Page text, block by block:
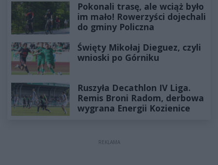
Pokonali trasę, ale wciąż było
im mało! Rowerzyści dojechali
do gminy Policzna
Święty Mikołaj Dieguez, czyli
wnioski po Górniku
Ruszyła Decathlon IV Liga.
Remis Broni Radom, derbowa
wygrana Energii Kozienice
REKLAMA